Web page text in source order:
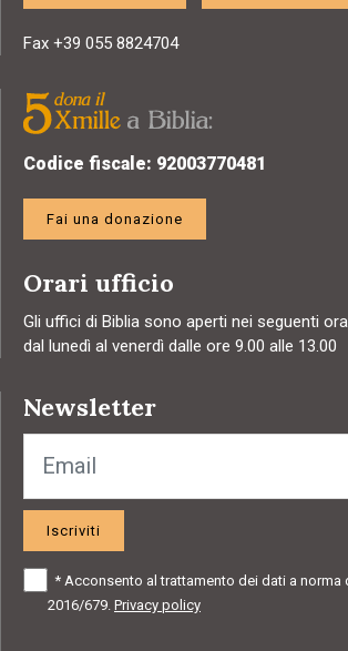
Fax +39 055 8824704
Codice fiscale: 92003770481
Fai una donazione
Orari ufficio
Gli uffici di Biblia sono aperti nei seguenti
dal lunedì al venerdì dalle ore 9.00 alle 13.00
Newsletter
Iscriviti
* Acconsento al trattamento dei dati a norma
2016/679. Privacy policy